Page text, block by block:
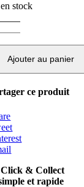
stock
Ajouter au panier
ce produit
Click & Collect
et rapide